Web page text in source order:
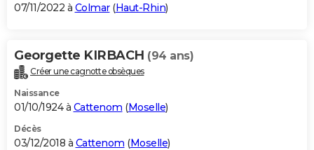
07/11/2022 à Colmar(Haut-Rhin)
Georgette KIRBACH (94 ans)
Créer une cagnotte obsèques
Naissance
01/10/1924 à Cattenom (Moselle)
Décès
03/12/2018 à Cattenom (Moselle)